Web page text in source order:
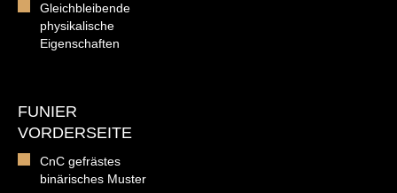
Gleichbleibende
physikalische
Eigenschaften
FUNIER
VORDERSEITE
CnC gefrästes
binärisches Muster